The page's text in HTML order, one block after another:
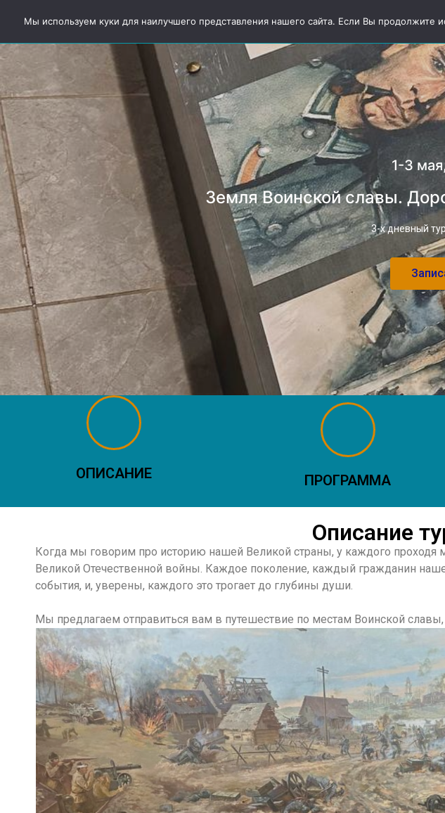
Горячие путевки Авторские туры
1-3
Земля Воинской славы.
3-х дневный
ОПИСАНИЕ ПРОГРАММА
Описание
Когда мы говорим про историю нашей Великой страны, у каждого проходя
Великой Отечественной войны. Каждое поколение, каждый гражданин
события, и, уверены, каждого это трогает до глубины души.
Мы предлагаем отправиться вам в путешествие по местам Воинской
Мы используем куки для наилучшего представления нашего сайта. Если Вы продолжите